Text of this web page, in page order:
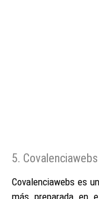
5. Covalenciawebs
Covalenciawebs es
más preparada en